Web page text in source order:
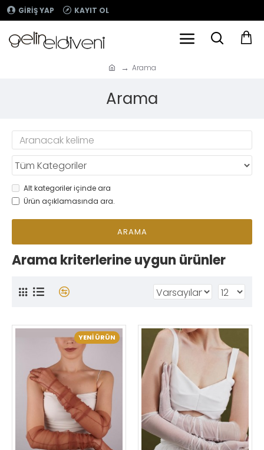
GIRIŞ YAP KAYIT OL
Arama
Arama
Alt kategoriler içinde ara
Ürün açıklamasında ara.
ARAMA
Arama kriterlerine uygun ürünler
YENI ÜRÜN